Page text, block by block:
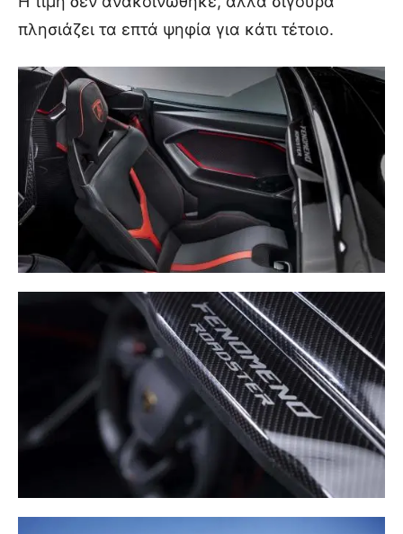
πλησιάζει τα επτά ψηφία για κάτι τέτοιο.